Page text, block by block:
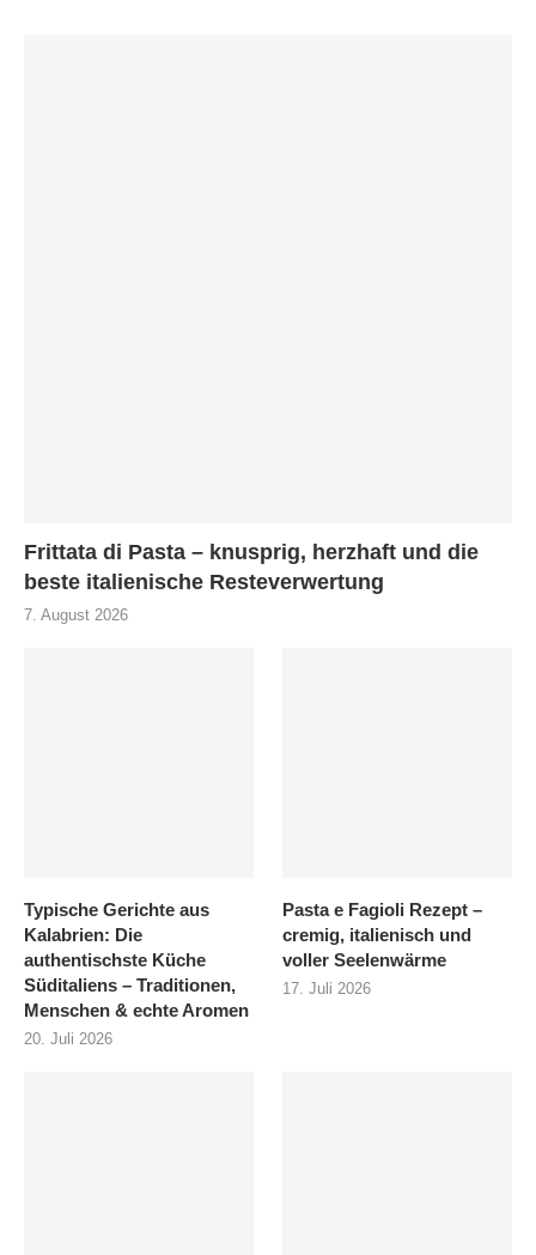
Frittata di Pasta – knusprig, herzhaft und die
beste italienische Resteverwertung
7. August 2026
Typische Gerichte aus
Kalabrien: Die
authentischste Küche
Süditaliens – Traditionen,
Menschen & echte Aromen
20. Juli 2026
Pasta e Fagioli Rezept –
cremig, italienisch und
voller Seelenwärme
17. Juli 2026